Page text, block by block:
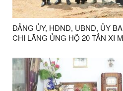
ĐẢNG ỦY, HĐND, UBND, ỦY
CHI LĂNG ỦNG HỘ 20 TẤN XI